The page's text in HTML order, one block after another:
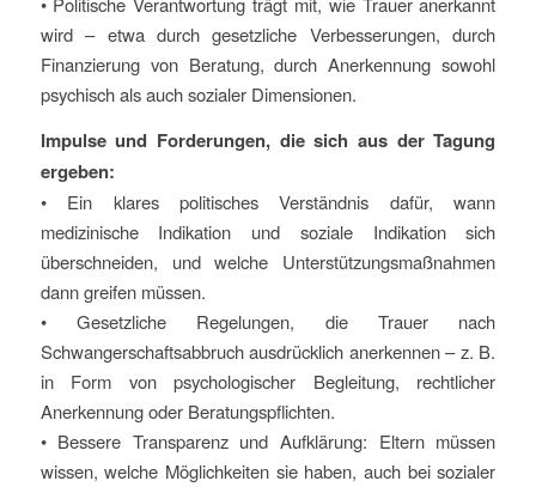
wird – etwa durch gesetzliche Verbesserungen, durch
Finanzierung von Beratung, durch Anerkennung sowohl
psychisch als auch sozialer Dimensionen.
Impulse und Forderungen, die sich aus der Tagung
ergeben:
• Ein klares politisches Verständnis dafür, wann
medizinische Indikation und soziale Indikation sich
überschneiden, und welche Unterstützungsmaßnahmen
dann greifen müssen.
• Gesetzliche Regelungen, die Trauer nach
Schwangerschaftsabbruch ausdrücklich anerkennen – z. B.
in Form von psychologischer Begleitung, rechtlicher
Anerkennung oder Beratungspflichten.
• Bessere Transparenz und Aufklärung: Eltern müssen
wissen, welche Möglichkeiten sie haben, auch bei sozialer